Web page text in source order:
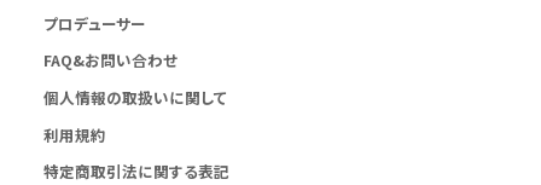
プロデューサー
FAQ&お問い合わせ
個人情報の取扱いに関して
利用規約
特定商取引法に関する表記